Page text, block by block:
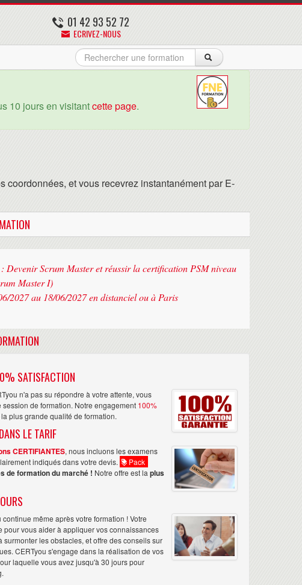
01 42 93 52 72
ECRIVEZ-NOUS
10 jours en visitantcette page.
coordonnées, et vous recevrez instantanément par E-
Devenir Scrum Master et réussir la certification PSM niveau
Master I)
2027 au 18/06/2027 en distanciel ou à Paris
SATISFACTION
n'a pas su répondre à votre attente, vous
de formation. Notre engagement 100%
plus grande qualité de formation.
LE TARIF
CERTIFIANTES, nous incluons les examens
indiqués dans votre devis.
Pack
de formation du marché ! Notre offre est la plus
même après votre formation ! Votre
pour vous aider à appliquer vos connaissances
les obstacles, et offre des conseils sur
CERTyou s'engage dans la réalisation de vos
laquelle vous avez jusqu'à 30 jours pour